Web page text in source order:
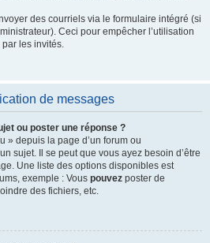
des courriels via le formulaire intégré (si
Ceci pour empêcher l’utilisation
les invités.
de messages
ou poster une réponse ?
» depuis la page d’un forum ou
sujet. Il se peut que vous ayez besoin d’être
Une liste des options disponibles est
exemple : Vous pouvez poster de
des fichiers, etc.